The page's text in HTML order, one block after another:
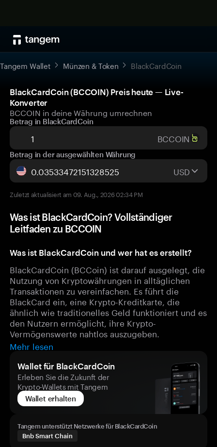
Tangem Wallet Münzen & Token BlackCardCoin
BlackCardCoin (BCCOIN) Preis heute — Live-
Konverter
BCCOIN in deine Währung umrechnen
Betrag in BlackCardCoin
BCCOIN
Betrag in der ausgewählten Währung
USD
Zuletzt aktualisiert am 09. Aug., 2026 02:34 PM
Was ist BlackCardCoin? Vollständiger
Leitfaden zu BCCOIN
Was ist BlackCardCoin und wer hat es erstellt?
BlackCardCoin (BCCoin) ist darauf ausgelegt, die
Nutzung von Kryptowährungen in alltäglichen
Transaktionen zu vereinfachen. Es führt die
BlackCard ein, eine Krypto-Kreditkarte, die
ähnlich wie traditionelles Geld funktioniert und es
den Nutzern ermöglicht, ihre Krypto-
Vermögenswerte nahtlos auszugeben.
Mehr lesen
Wallet für BlackCardCoin
Erleben Sie die Zukunft der
Krypto-Wallets mit Tangem
Wallet erhalten
Tangem unterstützt Netzwerke für BlackCardCoin
Bnb Smart Chain